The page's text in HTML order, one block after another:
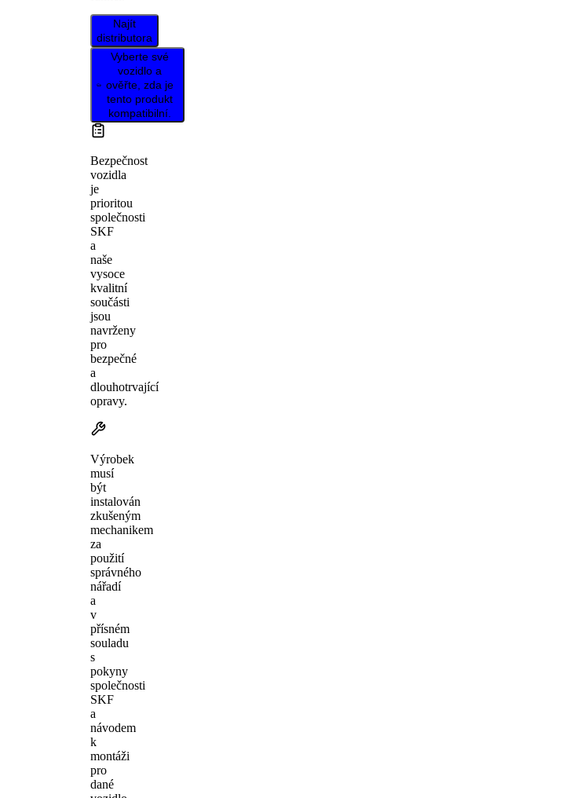
Najít
distributora
Vyberte své
vozidlo a
ověřte, zda je
tento produkt
kompatibilní.
Bezpečnost
vozidla
je
prioritou
společnosti
SKF
a
naše
vysoce
kvalitní
součásti
jsou
navrženy
pro
bezpečné
a
dlouhotrvající
opravy.
Výrobek
musí
být
instalován
zkušeným
mechanikem
za
použití
správného
nářadí
a
v
přísném
souladu
s
pokyny
společnosti
SKF
a
návodem
k
montáži
pro
dané